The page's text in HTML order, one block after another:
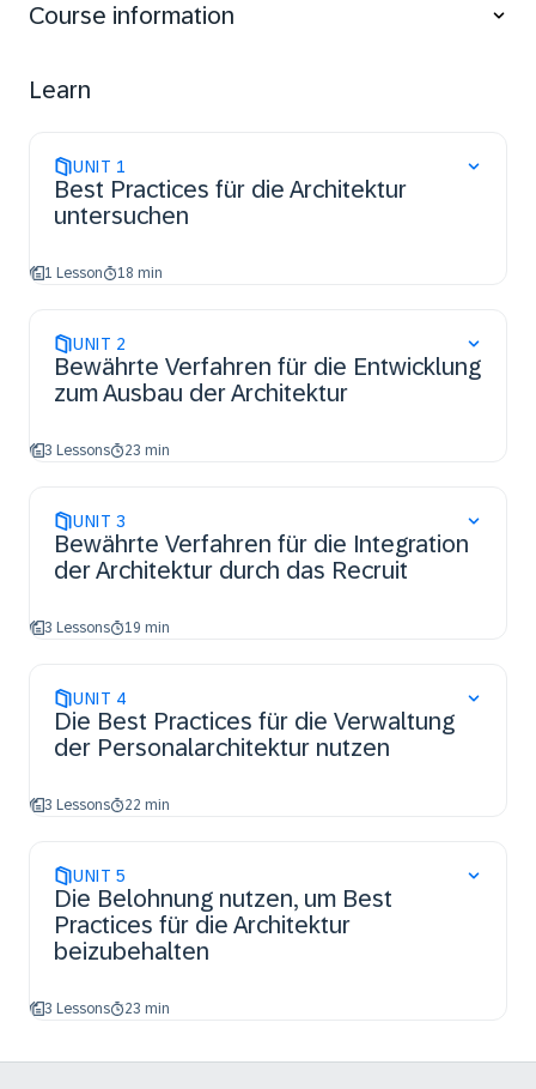
processes and data interactions, and design planning.
implementation of SAP SuccessFactors modules.
Course information
Learn
UNIT 1
Best Practices für die Architektur
untersuchen
1 Lesson 18 min
UNIT 2
Bewährte Verfahren für die Entwicklung
zum Ausbau der Architektur
3 Lessons 23 min
UNIT 3
Bewährte Verfahren für die Integration
der Architektur durch das Recruit
3 Lessons 19 min
UNIT 4
Die Best Practices für die Verwaltung
der Personalarchitektur nutzen
3 Lessons 22 min
UNIT 5
Die Belohnung nutzen, um Best
Practices für die Architektur
beizubehalten
3 Lessons 23 min